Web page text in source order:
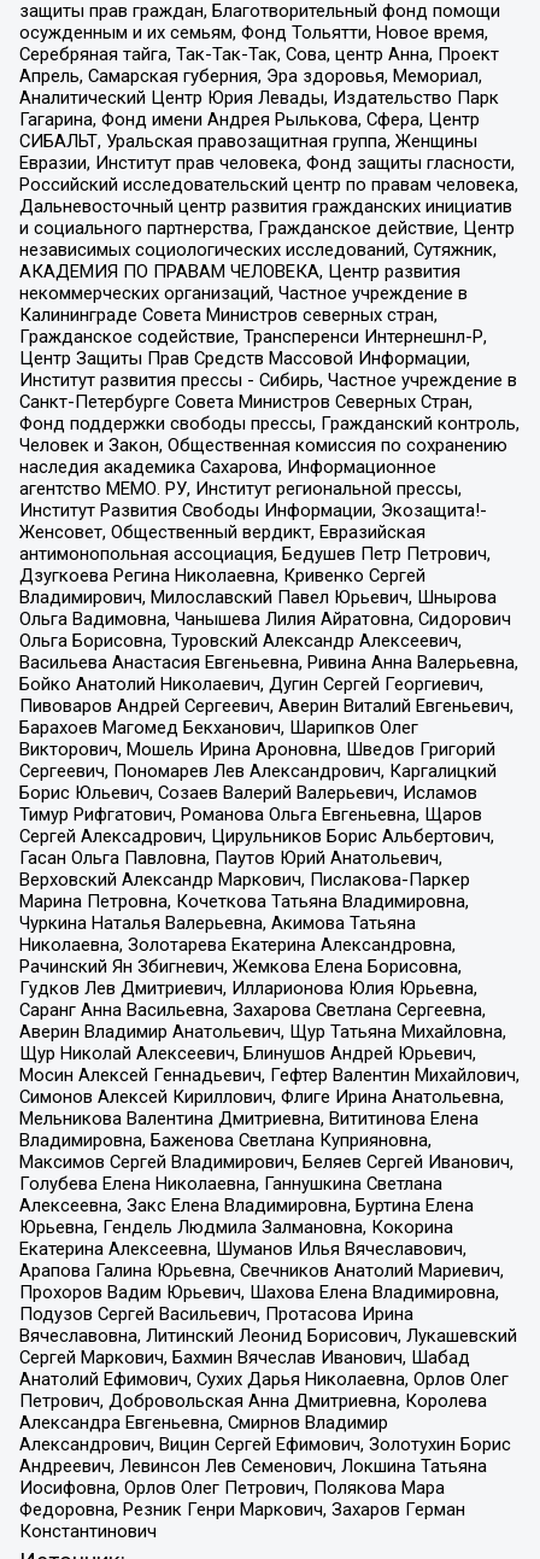
защиты прав граждан, Благотворительный фонд помощи
осужденным и их семьям, Фонд Тольятти, Новое время,
Серебряная тайга, Так-Так-Так, Сова, центр Анна, Проект
Апрель, Самарская губерния, Эра здоровья, Мемориал,
Аналитический Центр Юрия Левады, Издательство Парк
Гагарина, Фонд имени Андрея Рылькова, Сфера, Центр
СИБАЛЬТ, Уральская правозащитная группа, Женщины
Евразии, Институт прав человека, Фонд защиты гласности,
Российский исследовательский центр по правам человека,
Дальневосточный центр развития гражданских инициатив
и социального партнерства, Гражданское действие, Центр
независимых социологических исследований, Сутяжник,
АКАДЕМИЯ ПО ПРАВАМ ЧЕЛОВЕКА, Центр развития
некоммерческих организаций, Частное учреждение в
Калининграде Совета Министров северных стран,
Гражданское содействие, Трансперенси Интернешнл-Р,
Центр Защиты Прав Средств Массовой Информации,
Институт развития прессы - Сибирь, Частное учреждение в
Санкт-Петербурге Совета Министров Северных Стран,
Фонд поддержки свободы прессы, Гражданский контроль,
Человек и Закон, Общественная комиссия по сохранению
наследия академика Сахарова, Информационное
агентство МЕМО. РУ, Институт региональной прессы,
Институт Развития Свободы Информации, Экозащита!-
Женсовет, Общественный вердикт, Евразийская
антимонопольная ассоциация, Бедушев Петр Петрович,
Дзугкоева Регина Николаевна, Кривенко Сергей
Владимирович, Милославский Павел Юрьевич, Шнырова
Ольга Вадимовна, Чанышева Лилия Айратовна, Сидорович
Ольга Борисовна, Туровский Александр Алексеевич,
Васильева Анастасия Евгеньевна, Ривина Анна Валерьевна,
Бойко Анатолий Николаевич, Дугин Сергей Георгиевич,
Пивоваров Андрей Сергеевич, Аверин Виталий Евгеньевич,
Барахоев Магомед Бекханович, Шарипков Олег
Викторович, Мошель Ирина Ароновна, Шведов Григорий
Сергеевич, Пономарев Лев Александрович, Каргалицкий
Борис Юльевич, Созаев Валерий Валерьевич, Исламов
Тимур Рифгатович, Романова Ольга Евгеньевна, Щаров
Сергей Алексадрович, Цирульников Борис Альбертович,
Гасан Ольга Павловна, Паутов Юрий Анатольевич,
Верховский Александр Маркович, Пислакова-Паркер
Марина Петровна, Кочеткова Татьяна Владимировна,
Чуркина Наталья Валерьевна, Акимова Татьяна
Николаевна, Золотарева Екатерина Александровна,
Рачинский Ян Збигневич, Жемкова Елена Борисовна,
Гудков Лев Дмитриевич, Илларионова Юлия Юрьевна,
Саранг Анна Васильевна, Захарова Светлана Сергеевна,
Аверин Владимир Анатольевич, Щур Татьяна Михайловна,
Щур Николай Алексеевич, Блинушов Андрей Юрьевич,
Мосин Алексей Геннадьевич, Гефтер Валентин Михайлович,
Симонов Алексей Кириллович, Флиге Ирина Анатольевна,
Мельникова Валентина Дмитриевна, Вититинова Елена
Владимировна, Баженова Светлана Куприяновна,
Максимов Сергей Владимирович, Беляев Сергей Иванович,
Голубева Елена Николаевна, Ганнушкина Светлана
Алексеевна, Закс Елена Владимировна, Буртина Елена
Юрьевна, Гендель Людмила Залмановна, Кокорина
Екатерина Алексеевна, Шуманов Илья Вячеславович,
Арапова Галина Юрьевна, Свечников Анатолий Мариевич,
Прохоров Вадим Юрьевич, Шахова Елена Владимировна,
Подузов Сергей Васильевич, Протасова Ирина
Вячеславовна, Литинский Леонид Борисович, Лукашевский
Сергей Маркович, Бахмин Вячеслав Иванович, Шабад
Анатолий Ефимович, Сухих Дарья Николаевна, Орлов Олег
Петрович, Добровольская Анна Дмитриевна, Королева
Александра Евгеньевна, Смирнов Владимир
Александрович, Вицин Сергей Ефимович, Золотухин Борис
Андреевич, Левинсон Лев Семенович, Локшина Татьяна
Иосифовна, Орлов Олег Петрович, Полякова Мара
Федоровна, Резник Генри Маркович, Захаров Герман
Константинович